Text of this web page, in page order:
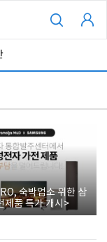
숙박업소 위한 삼
제품 특가 개시>